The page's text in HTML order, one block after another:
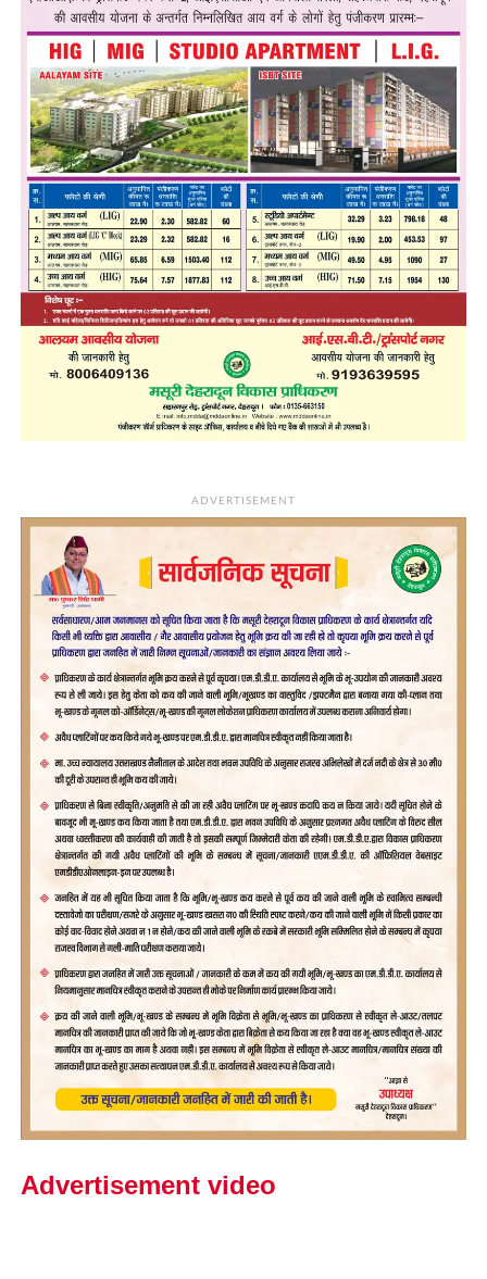
ADVERTISEMENT
Advertisement video